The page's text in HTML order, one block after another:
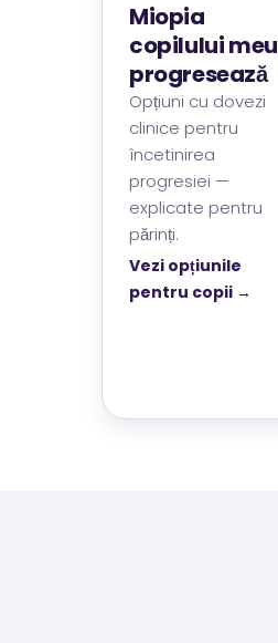
Miopia
copilului meu
progresează
Opțiuni cu dovezi
clinice pentru
încetinirea
progresiei —
explicate pentru
părinți.
Vezi opțiunile
pentru copii →